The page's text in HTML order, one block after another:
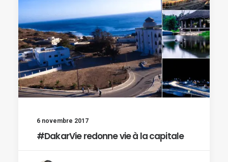
6 novembre 2017
#DakarVie redonne vie à la capitale